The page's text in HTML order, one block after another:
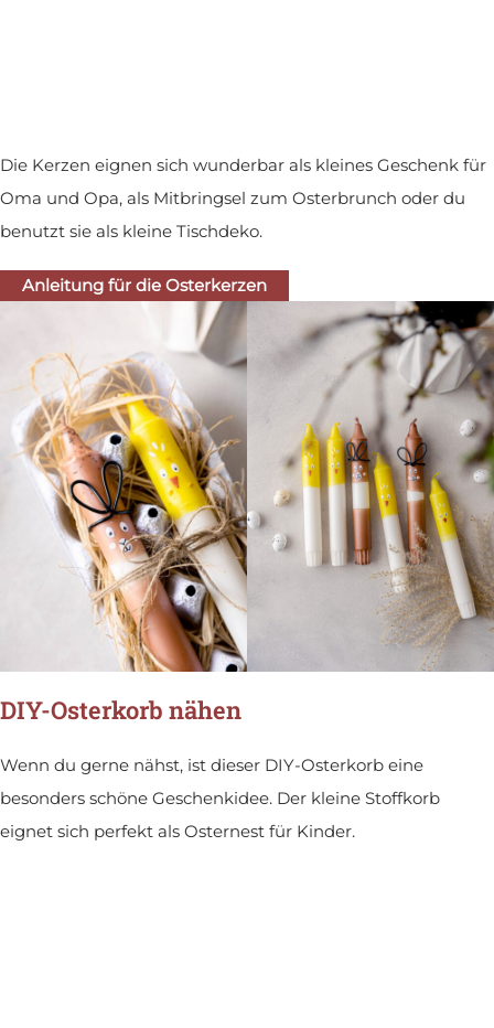
Die Kerzen eignen sich wunderbar als kleines Geschenk für
Oma und Opa, als Mitbringsel zum Osterbrunch oder du
benutzt sie als kleine Tischdeko.
Anleitung für die Osterkerzen
DIY-Osterkorb nähen
Wenn du gerne nähst, ist dieser DIY-Osterkorb eine
besonders schöne Geschenkidee. Der kleine Stoffkorb
eignet sich perfekt als Osternest für Kinder.